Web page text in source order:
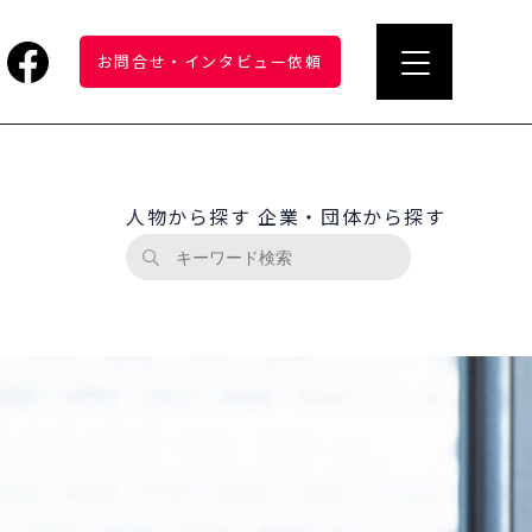
お問合せ ・ インタビュー依頼
人物から探す 企業・団体から探す